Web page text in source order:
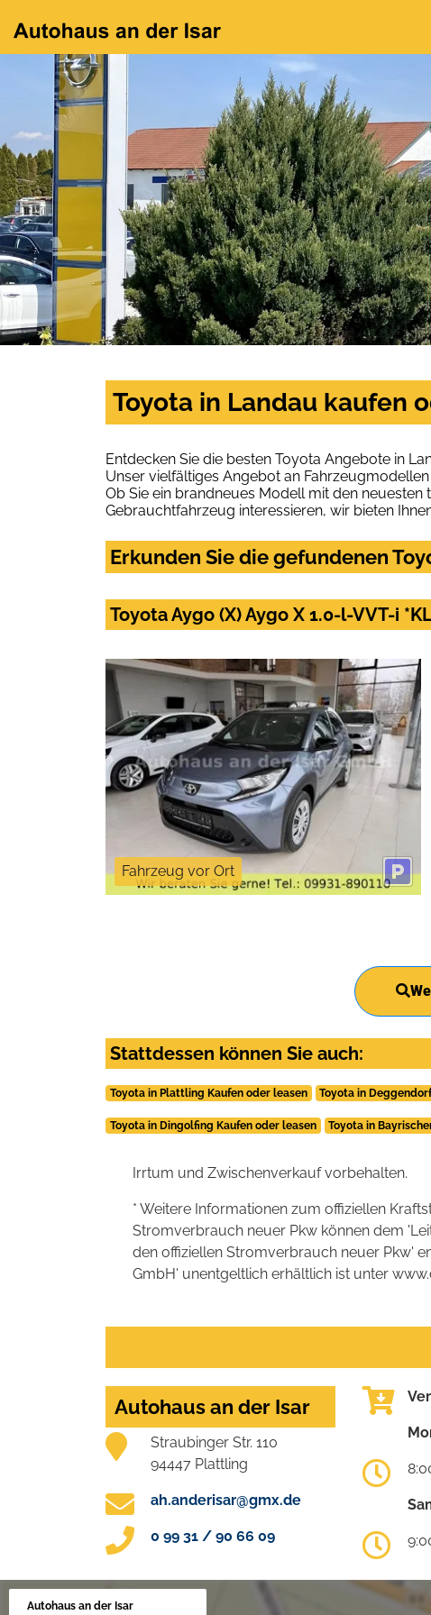
Toyota in Landau kaufen
Entdecken Sie die besten Toyota Angebote in
Unser vielfältiges Angebot an
Ob Sie ein brandneues Modell mit den
Gebrauchtfahrzeug interessieren, wir bieten
Erkunden Sie die gefundenen
Toyota Aygo (X) Aygo X 1.0-l-VVT-i
Fahrzeug vor Ort
Stattdessen können Sie auch:
Toyota in Plattling Kaufen oder leasen Toyota in
Toyota in Dingolfing Kaufen oder leasen Toyota in
Irrtum und Zwischenverkauf vorbehalten.
* Weitere Informationen zum offiziellen
Stromverbrauch neuer Pkw können dem
den offiziellen Stromverbrauch neuer Pkw'
GmbH' unentgeltlich erhältlich ist unter
Autohaus an der Isar
Straubinger Str. 110
94447 Plattling
ah.anderisar@gmx.de
0 99 31 / 90 66 09
Autohaus an der Isar